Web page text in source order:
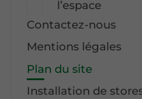
l’espace
Contactez-nous
Mentions légales
Plan du site
Installation de